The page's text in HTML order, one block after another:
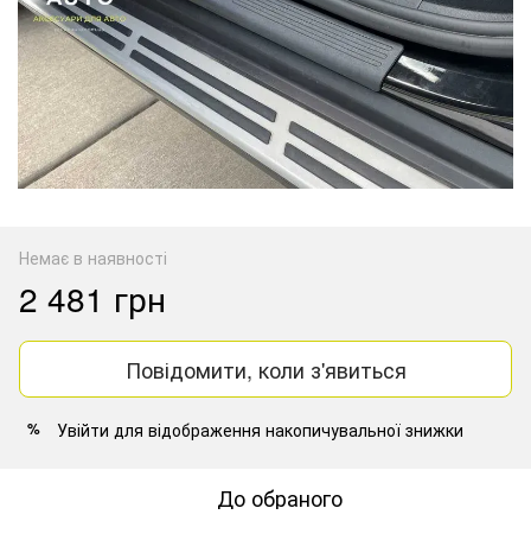
Немає в наявності
2 481 грн
Повідомити, коли з'явиться
% Увійти для відображення накопичувальної знижки
До обраного